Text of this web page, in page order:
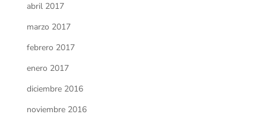
abril 2017
marzo 2017
febrero 2017
enero 2017
diciembre 2016
noviembre 2016